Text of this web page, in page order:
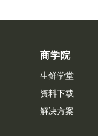
商学院
生鲜学堂
资料下载
解决方案